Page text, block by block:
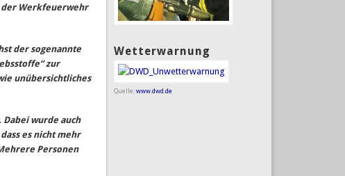
der Werkfeuerwehr
der sogenannte
zur
unübersichtliches
wurde auch
es nicht mehr
Personen
Wetterwarnung
Quelle: www.dwd.de